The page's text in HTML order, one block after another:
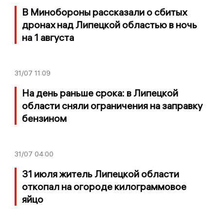
В Минобороны рассказали о сбитых
дронах над Липецкой областью в ночь
на 1 августа
31/07 11:09
На день раньше срока: в Липецкой
области сняли ограничения на заправку
бензином
31/07 04:00
31 июля житель Липецкой области
откопал на огороде килограммовое
яйцо